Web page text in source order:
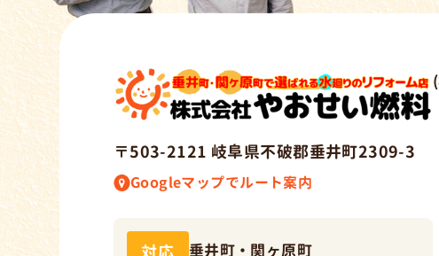
〒503-2121 岐阜県不破郡垂井町2309-3
Googleマップでルート案内
垂井町・関ヶ原町